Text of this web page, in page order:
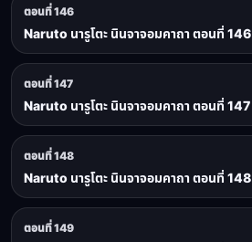
ตอนที่ 146
Naruto นารูโตะ นินจาจอมคาถา ตอนที่ 146
ตอนที่ 147
Naruto นารูโตะ นินจาจอมคาถา ตอนที่ 147
ตอนที่ 148
Naruto นารูโตะ นินจาจอมคาถา ตอนที่ 148
ตอนที่ 149